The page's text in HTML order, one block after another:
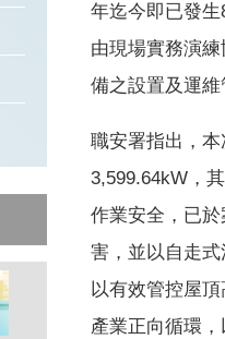
年迄今即已發
由現場實務演
備之設置及運維
職安署指出，
3,599.64kW，
作業安全，已
害，並以自走
以有效管控屋
產業正向循環，